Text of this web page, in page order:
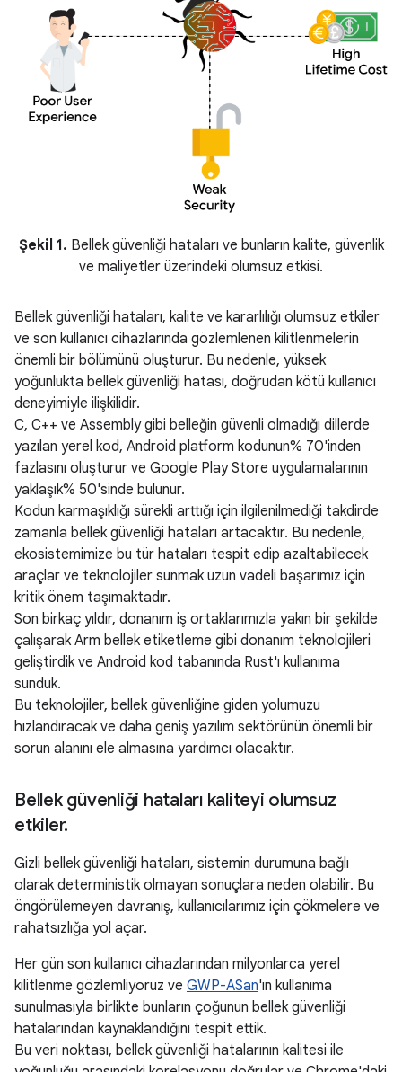
Şekil 1. Bellek güvenliği hataları ve bunların kalite, güvenlik
ve maliyetler üzerindeki olumsuz etkisi.
Bellek güvenliği hataları, kalite ve kararlılığı olumsuz etkiler
ve son kullanıcı cihazlarında gözlemlenen kilitlenmelerin
önemli bir bölümünü oluşturur. Bu nedenle, yüksek
yoğunlukta bellek güvenliği hatası, doğrudan kötü kullanıcı
deneyimiyle ilişkilidir.
C, C++ ve Assembly gibi belleğin güvenli olmadığı dillerde
yazılan yerel kod, Android platform kodunun% 70'inden
fazlasını oluşturur ve Google Play Store uygulamalarının
yaklaşık% 50'sinde bulunur.
Kodun karmaşıklığı sürekli arttığı için ilgilenilmediği takdirde
zamanla bellek güvenliği hataları artacaktır. Bu nedenle,
ekosistemimize bu tür hataları tespit edip azaltabilecek
araçlar ve teknolojiler sunmak uzun vadeli başarımız için
kritik önem taşımaktadır.
Son birkaç yıldır, donanım iş ortaklarımızla yakın bir şekilde
çalışarak Arm bellek etiketleme gibi donanım teknolojileri
geliştirdik ve Android kod tabanında Rust'ı kullanıma
sunduk.
Bu teknolojiler, bellek güvenliğine giden yolumuzu
hızlandıracak ve daha geniş yazılım sektörünün önemli bir
sorun alanını ele almasına yardımcı olacaktır.
Bellek güvenliği hataları kaliteyi olumsuz
etkiler.
Gizli bellek güvenliği hataları, sistemin durumuna bağlı
olarak deterministik olmayan sonuçlara neden olabilir. Bu
öngörülemeyen davranış, kullanıcılarımız için çökmelere ve
rahatsızlığa yol açar.
Her gün son kullanıcı cihazlarından milyonlarca yerel
kilitlenme gözlemliyoruz ve GWP-ASan'ın kullanıma
sunulmasıyla birlikte bunların çoğunun bellek güvenliği
hatalarından kaynaklandığını tespit ettik.
Bu veri noktası, bellek güvenliği hatalarının kalitesi ile